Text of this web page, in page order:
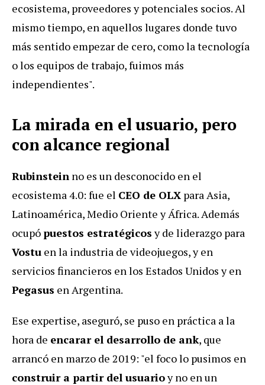
ecosistema, proveedores y potenciales socios. Al
mismo tiempo, en aquellos lugares donde tuvo
más sentido empezar de cero, como la tecnología
o los equipos de trabajo, fuimos más
independientes".
La mirada en el usuario, pero
con alcance regional
Rubinstein no es un desconocido en el
ecosistema 4.0: fue el CEO de OLX para Asia,
Latinoamérica, Medio Oriente y África. Además
ocupópuestos estratégicosy de liderazgo para
Vostu en la industria de videojuegos, y en
servicios financieros en los Estados Unidos y en
Pegasus en Argentina.
Ese expertise, aseguró, se puso en práctica a la
hora de encarar el desarrollo de ank, que
arrancó en marzo de 2019: "el foco lo pusimos en
construir a partir del usuarioy no en un